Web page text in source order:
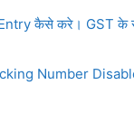
कैसे करे। GST के
Number